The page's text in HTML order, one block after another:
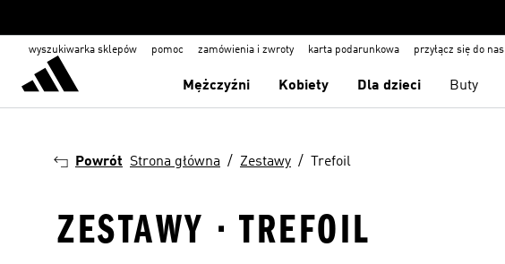
wyszukiwarka sklepów pomoc zamówienia i zwroty karta podarunkowa przyłącz się do nas
Mężczyźni Kobiety Dla dzieci Buty
Powrót Strona główna Zestawy Trefoil
ZESTAWY · TREFOIL